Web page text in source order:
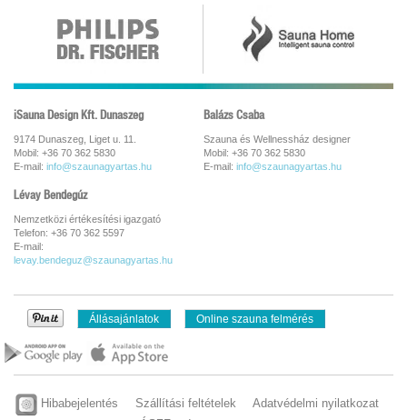
iSauna Design Kft. Dunaszeg
9174 Dunaszeg, Liget u. 11.
Mobil: +36 70 362 5830
E-mail: info@szaunagyartas.hu
Balázs Csaba
Szauna és Wellnessház designer
Mobil: +36 70 362 5830
E-mail: info@szaunagyartas.hu
Lévay Bendegúz
Nemzetközi értékesítési igazgató
Telefon: +36 70 362 5597
E-mail:
levay.bendeguz@szaunagyartas.hu
Állásajánlatok Online szauna felmérés
Hibabejelentés Szállítási feltételek
Adatvédelmi nyilatkozat